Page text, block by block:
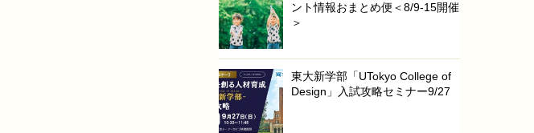
ント情報おまとめ便＜8/9-15開催
＞
東大新学部「UTokyo College of
Design」入試攻略セミナー9/27